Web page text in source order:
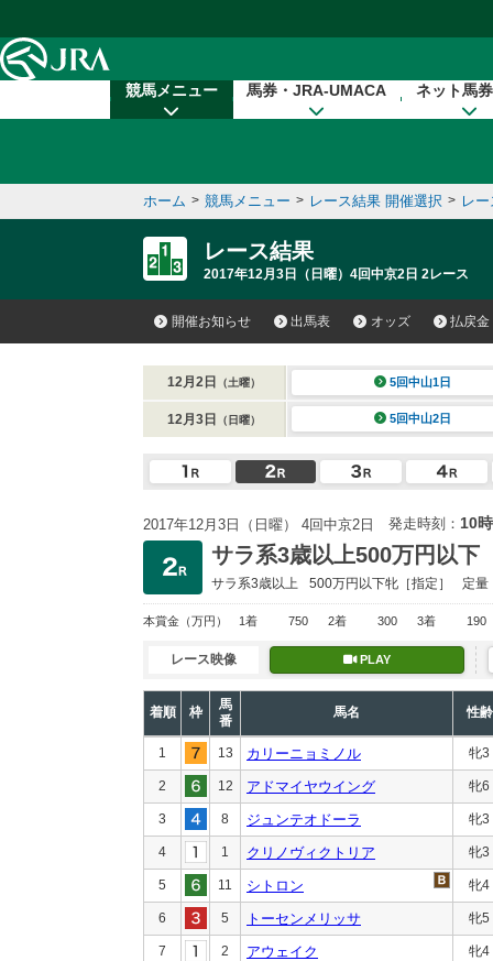
競馬メニュー 馬券・JRA-UMACA ネット馬
ホーム > 競馬メニュー > レース結果 開催選択 > レ
レース結果
2017年12月3日（日曜）4回中京2日 2レース
開催お知らせ 出馬表 オッズ 払戻金
12月2日 （土曜） 5回中山1日
12月3日 （日曜） 5回中山2日
2017年12月3日（日曜） 4回中京2日 発走時刻： 10
サラ系3歳以上500万円以下
サラ系3歳以上 500万円以下牝［指定］ 定量
本賞金 （万円） 1着 750 2着 300 3着 190
レース映像 PLAY
着順 枠
馬
番
馬名 性齢
1 13 カリーニョミノル 牝3
2 12 アドマイヤウイング 牝6
3 8 ジュンテオドーラ 牝3
4 1 クリノヴィクトリア 牝3
5 11 シトロン 牝4
6 5 トーセンメリッサ 牝5
7 2 アウェイク 牝4